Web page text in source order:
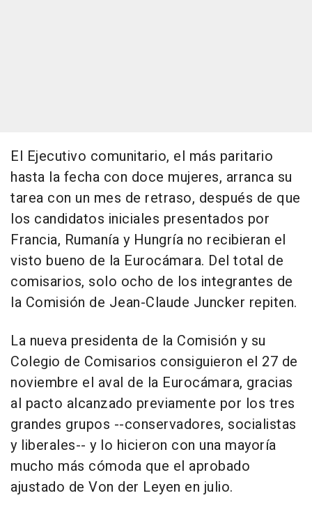
El Ejecutivo comunitario, el más paritario
hasta la fecha con doce mujeres, arranca su
tarea con un mes de retraso, después de que
los candidatos iniciales presentados por
Francia, Rumanía y Hungría no recibieran el
visto bueno de la Eurocámara. Del total de
comisarios, solo ocho de los integrantes de
la Comisión de Jean-Claude Juncker repiten.
La nueva presidenta de la Comisión y su
Colegio de Comisarios consiguieron el 27 de
noviembre el aval de la Eurocámara, gracias
al pacto alcanzado previamente por los tres
grandes grupos --conservadores, socialistas
y liberales-- y lo hicieron con una mayoría
mucho más cómoda que el aprobado
ajustado de Von der Leyen en julio.